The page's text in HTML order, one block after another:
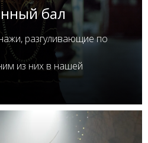
бал
разгуливающие по
из них в нашей